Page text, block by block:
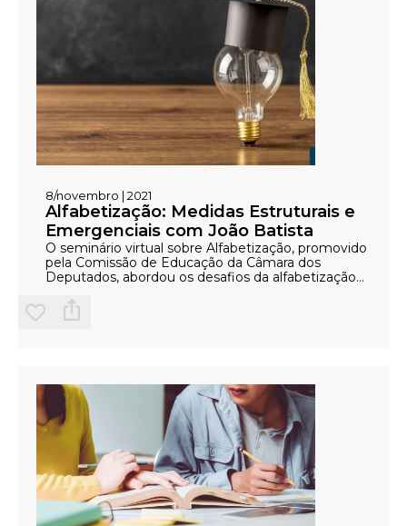
8/novembro | 2021
Alfabetização: Medidas Estruturais e
Emergenciais com João Batista
O seminário virtual sobre Alfabetização, promovido
pela Comissão de Educação da Câmara dos
Deputados, abordou os desafios da alfabetização
João Batista Oliveira, presidente do Instituto Alfa e
Beto. Oliveira propôs medidas estruturais, como
Ele também sugeriu medidas emergenciais, como
diagnósticos precisos e programas de ensino
adequados, inspirados em Sobral. A presença de
autoridades reforçou a necessidade de um debate
mais profundo para reformar a alfabetização no
país.